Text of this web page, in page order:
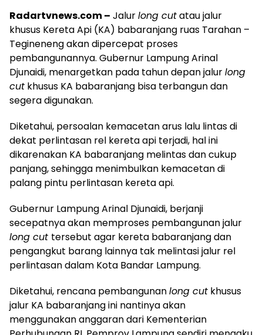
Radartvnews.com – Jalurlong cutatau jalur
khusus Kereta Api (KA) babaranjang ruas Tarahan –
Tegineneng akan dipercepat proses
pembangunannya. Gubernur Lampung Arinal
Djunaidi, menargetkan pada tahun depan jalurlong
cut khusus KA babaranjang bisa terbangun dan
segera digunakan.
Diketahui, persoalan kemacetan arus lalu lintas di
dekat perlintasan rel kereta api terjadi, hal ini
dikarenakan KA babaranjang melintas dan cukup
panjang, sehingga menimbulkan kemacetan di
palang pintu perlintasan kereta api.
Gubernur Lampung Arinal Djunaidi, berjanji
secepatnya akan memproses pembangunan jalur
long cut tersebut agar kereta babaranjang dan
pengangkut barang lainnya tak melintasi jalur rel
perlintasan dalam Kota Bandar Lampung.
Diketahui, rencana pembangunanlong cut khusus
jalur KA babaranjang ini nantinya akan
menggunakan anggaran dari Kementerian